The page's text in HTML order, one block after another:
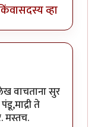
सदस्य व्हा
वाचताना सुर
ते
मस्तच.